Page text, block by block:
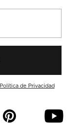
Política de Privacidad
p y